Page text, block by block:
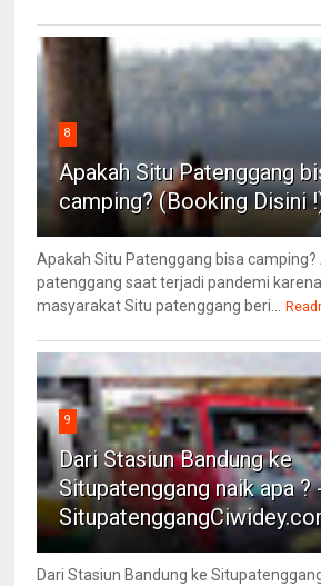
8
Apakah Situ Patenggang
camping? (Booking Disini
Apakah Situ Patenggang bisa camping?
patenggang saat terjadi pandemi
masyarakat Situ patenggang beri...
9
Dari Stasiun Bandung ke
Situpatenggang naik apa ?
Dari Stasiun Bandung ke